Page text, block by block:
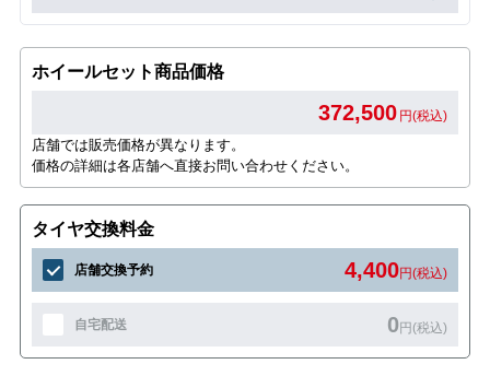
ホイールセット商品価格
372,500 円(税込)
店舗では販売価格が異なります。
価格の詳細は各店舗へ直接お問い合わせください。
タイヤ交換料金
店舗交換予約 4,400円(税込)
自宅配送 0円(税込)